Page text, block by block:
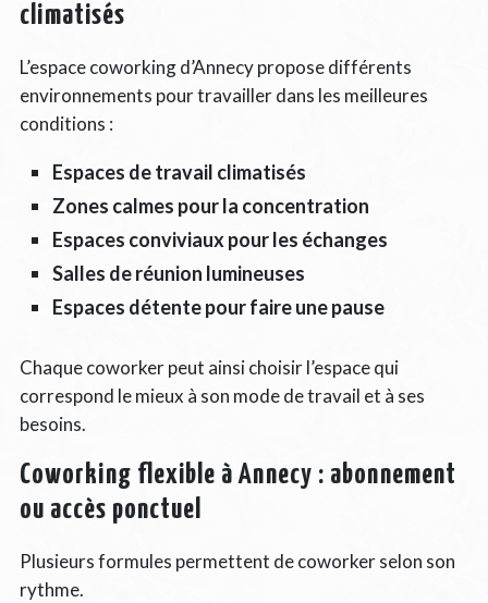
climatisés
L’espace coworking d’Annecy propose différents
environnements pour travailler dans les meilleures
conditions :
Espaces de travail climatisés
Zones calmes pour la concentration
Espaces conviviaux pour les échanges
Salles de réunion lumineuses
Espaces détente pour faire une pause
Chaque coworker peut ainsi choisir l’espace qui
correspond le mieux à son mode de travail et à ses
besoins.
Coworking flexible à Annecy : abonnement
ou accès ponctuel
Plusieurs formules permettent de coworker selon son
rythme.